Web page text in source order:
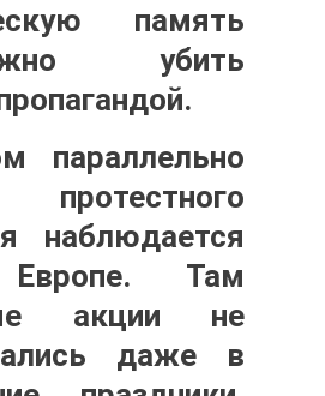
память
убить
параллельно
наблюдается
Там
акции не
даже в